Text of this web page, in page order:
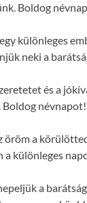
Boldog
különleges
neki a
és a
Boldog névnapot!
öröm a
a különleges
a